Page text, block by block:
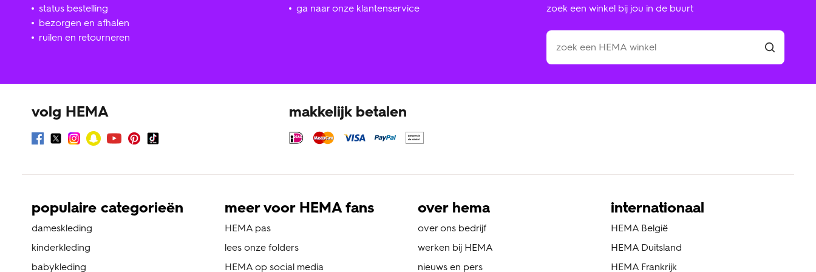
status bestelling
bezorgen en afhalen
ruilen en retourneren
ga naar onze klantenservice zoek een winkel bij jou in de buurt
volg HEMA makkelijk betalen
populaire categorieën
dameskleding
kinderkleding
babykleding
meer voor HEMA fans
HEMA pas
lees onze folders
HEMA op social media
over hema
over ons bedrijf
werken bij HEMA
nieuws en pers
internationaal
HEMA België
HEMA Duitsland
HEMA Frankrijk